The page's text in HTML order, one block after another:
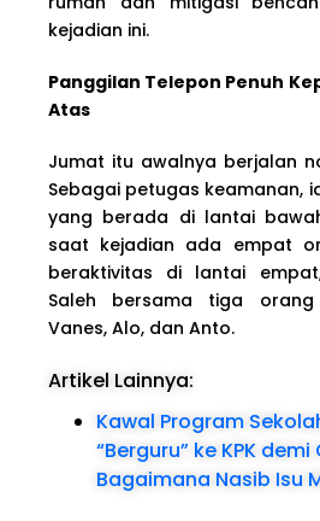
kejadian ini.
Panggilan Telepon Penuh
Atas
Jumat itu awalnya berjalan
Sebagai petugas keamanan,
yang berada di lantai
saat kejadian ada empat
beraktivitas di lantai
Saleh bersama tiga
Vanes, Alo, dan Anto.
Artikel Lainnya:
Kawal Program
“Berguru” ke KPK
Bagaimana Nasib Isu